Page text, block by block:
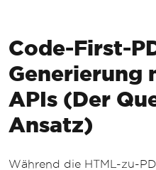
Code-First-
Generierung
APIs (Der
Ansatz)
Während die HTML-zu-